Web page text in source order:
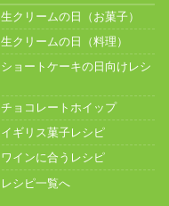
生クリームの日（お菓子）
生クリームの日（料理）
ショートケーキの日向けレシ
チョコレートホイップ
イギリス菓子レシピ
ワインに合うレシピ
レシピ一覧へ